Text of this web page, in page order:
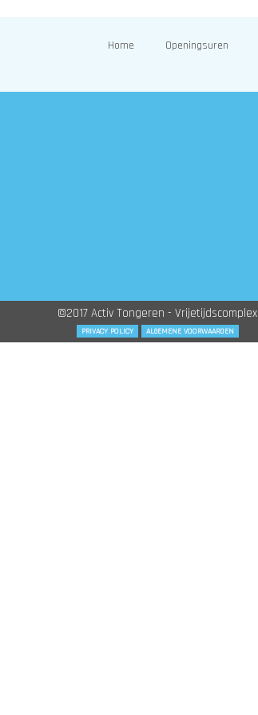
Home Openingsuren
©2017 Activ Tongeren - Vrijetijdscomplex
PRIVACY POLICY ALGEMENE VOORWAARDEN